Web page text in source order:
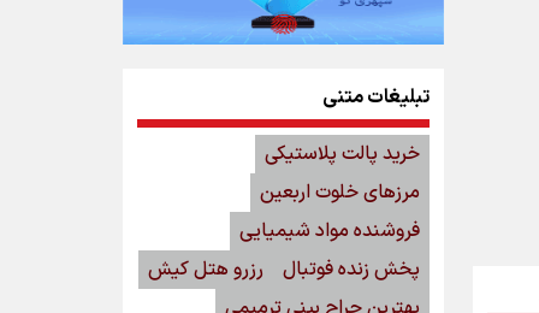
تبلیغات متنی
خرید پالت پلاستیکی
مرزهای خلوت اربعین
فروشنده مواد شیمیایی
پخش زنده فوتبال
رزرو هتل کیش